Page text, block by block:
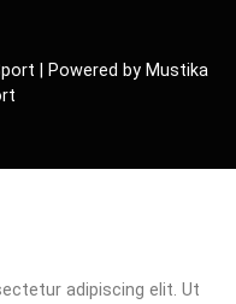
| Powered by Mustika
adipiscing elit. Ut